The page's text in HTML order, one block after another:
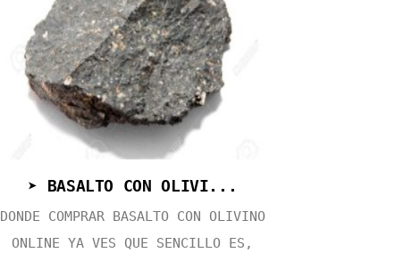
➤ BASALTO CON OLIVI...
DONDE COMPRAR BASALTO CON OLIVINO
ONLINE YA VES QUE SENCILLO ES,